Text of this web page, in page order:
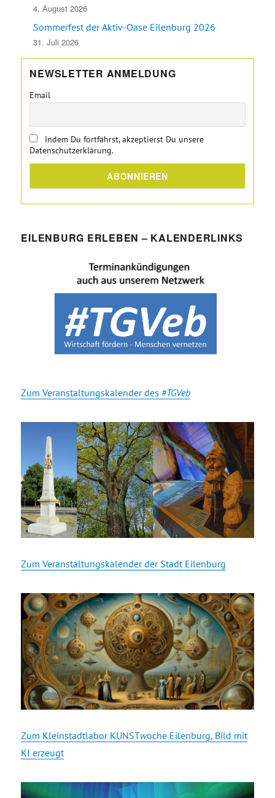
4. August 2026
Sommerfest der Aktiv-Oase Eilenburg 2026
31. Juli 2026
NEWSLETTER ANMELDUNG
Email
Indem Du fortfährst, akzeptierst Du unsere
Datenschutzerklärung.
EILENBURG ERLEBEN – KALENDERLINKS
Zum Veranstaltungskalender des #TGVeb
Zum Veranstaltungskalender der Stadt Eilenburg
Zum Kleinstadtlabor KUNSTwoche Eilenburg, Bild mit
KI erzeugt